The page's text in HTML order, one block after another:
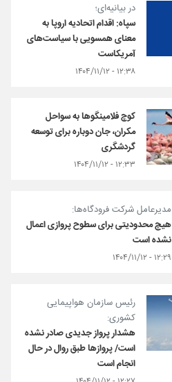
در بیانیه‌ای؛
سپاه: اقدام اتحادیه اروپا به
معنای همسویی با سیاست‌های
آمریکاست
۱۲:۳۸ - ۱۴۰۴/۱۱/۱۲
کوچ فلامینگوها به سواحل
مکران، جان دوباره برای توسعه
گردشگری
۱۲:۳۳ - ۱۴۰۴/۱۱/۱۲
مدیرعامل شرکت فرودگاه‌ها:
هیچ محدودیتی برای سطوح پروازی اعمال
نشده است
۱۲:۲۹ - ۱۴۰۴/۱۱/۱۲
رئیس سازمان هواپیمایی
کشوری:
هشدار پرواز جدیدی صادر نشده
است/ پروازها طبق روال در حال
انجام است